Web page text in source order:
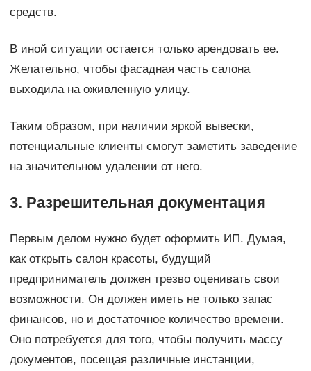
средств.
В иной ситуации остается только арендовать ее.
Желательно, чтобы фасадная часть салона
выходила на оживленную улицу.
Таким образом, при наличии яркой вывески,
потенциальные клиенты смогут заметить заведение
на значительном удалении от него.
3. Разрешительная документация
Первым делом нужно будет оформить ИП. Думая,
как открыть салон красоты, будущий
предприниматель должен трезво оценивать свои
возможности. Он должен иметь не только запас
финансов, но и достаточное количество времени.
Оно потребуется для того, чтобы получить массу
документов, посещая различные инстанции,